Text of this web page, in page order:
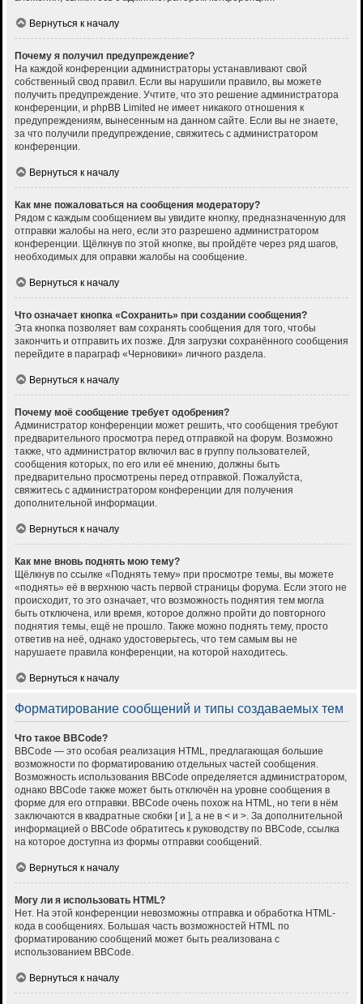
Вернуться к началу
Почему я получил предупреждение?
На каждой конференции администраторы устанавливают свой
собственный свод правил. Если вы нарушили правило, вы можете
получить предупреждение. Учтите, что это решение администратора
конференции, и phpBB Limited не имеет никакого отношения к
предупреждениям, вынесенным на данном сайте. Если вы не знаете,
за что получили предупреждение, свяжитесь с администратором
конференции.
Вернуться к началу
Как мне пожаловаться на сообщения модератору?
Рядом с каждым сообщением вы увидите кнопку, предназначенную для
отправки жалобы на него, если это разрешено администратором
конференции. Щёлкнув по этой кнопке, вы пройдёте через ряд шагов,
необходимых для оправки жалобы на сообщение.
Вернуться к началу
Что означает кнопка «Сохранить» при создании сообщения?
Эта кнопка позволяет вам сохранять сообщения для того, чтобы
закончить и отправить их позже. Для загрузки сохранённого сообщения
перейдите в параграф «Черновики» личного раздела.
Вернуться к началу
Почему моё сообщение требует одобрения?
Администратор конференции может решить, что сообщения требуют
предварительного просмотра перед отправкой на форум. Возможно
также, что администратор включил вас в группу пользователей,
сообщения которых, по его или её мнению, должны быть
предварительно просмотрены перед отправкой. Пожалуйста,
свяжитесь с администратором конференции для получения
дополнительной информации.
Вернуться к началу
Как мне вновь поднять мою тему?
Щёлкнув по ссылке «Поднять тему» при просмотре темы, вы можете
«поднять» её в верхнюю часть первой страницы форума. Если этого не
происходит, то это означает, что возможность поднятия тем могла
быть отключена, или время, которое должно пройти до повторного
поднятия темы, ещё не прошло. Также можно поднять тему, просто
ответив на неё, однако удостоверьтесь, что тем самым вы не
нарушаете правила конференции, на которой находитесь.
Вернуться к началу
Форматирование сообщений и типы создаваемых тем
Что такое BBCode?
BBCode — это особая реализация HTML, предлагающая большие
возможности по форматированию отдельных частей сообщения.
Возможность использования BBCode определяется администратором,
однако BBCode также может быть отключён на уровне сообщения в
форме для его отправки. BBCode очень похож на HTML, но теги в нём
заключаются в квадратные скобки [ и ], а не в < и >. За дополнительной
информацией о BBCode обратитесь к руководству по BBCode, ссылка
на которое доступна из формы отправки сообщений.
Вернуться к началу
Могу ли я использовать HTML?
Нет. На этой конференции невозможны отправка и обработка HTML-
кода в сообщениях. Большая часть возможностей HTML по
форматированию сообщений может быть реализована с
использованием BBCode.
Вернуться к началу